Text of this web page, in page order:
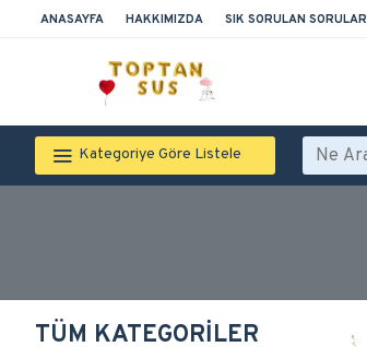
ANASAYFA HAKKIMIZDA SIK SORULAN SORULAR
Kategoriye Göre Listele
TÜM KATEGORILER